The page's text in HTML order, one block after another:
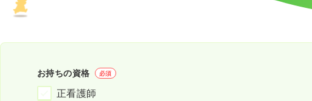
お持ちの資格 必須
正看護師